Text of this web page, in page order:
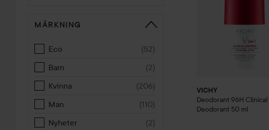
MÄRKNING
Eco (52)
Barn
(2)
Kvinna
(206)
Man
(110)
Nyheter
(2)
VICHY
Deodorant 96H
Deodorant 50 ml